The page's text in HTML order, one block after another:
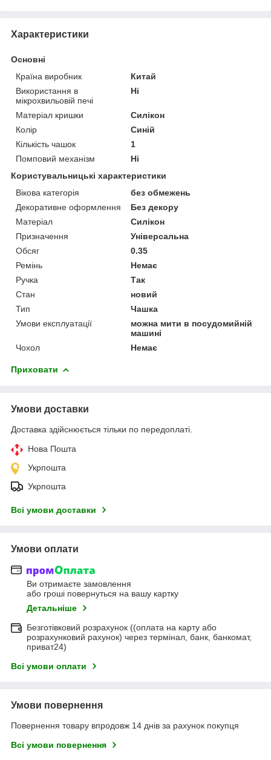
Характеристики
Основні
Країна виробник
Китай
Використання в
мікрохвильовій печі
Ні
Матеріал кришки
Силікон
Колір
Синій
Кількість чашок
1
Помповий механізм
Ні
Користувальницькі характеристики
Вікова категорія
без обмежень
Декоративне оформлення
Без декору
Матеріал
Силікон
Призначення
Універсальна
Обсяг
0.35
Ремінь
Немає
Ручка
Так
Стан
новий
Тип
Чашка
Умови експлуатації
можна мити в посудомийній
машині
Чохол
Немає
Приховати
Умови доставки
Доставка здійснюється тільки по передоплаті.
Нова Пошта
Укрпошта
Укрпошта
Всі умови доставки
Умови оплати
Ви отримаєте замовлення
або гроші повернуться на вашу картку
Детальніше
Безготівковий розрахунок ((оплата на карту або
розрахунковий рахунок) через термінал, банк, банкомат,
приват24)
Всі умови оплати
Умови повернення
Повернення товару впродовж 14 днів за рахунок покупця
Всі умови повернення